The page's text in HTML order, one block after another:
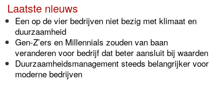
Laatste nieuws
Een op de vier bedrijven niet bezig met klimaat en
duurzaamheid
Gen-Z’ers en Millennials zouden van baan
veranderen voor bedrijf dat beter aansluit bij waarden
Duurzaamheidsmanagement steeds belangrijker voor
moderne bedrijven